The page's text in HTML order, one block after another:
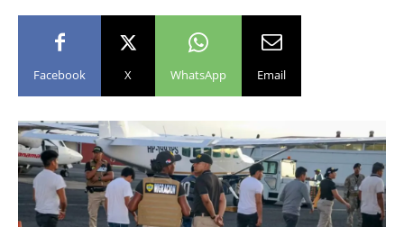
Facebook X WhatsApp Email